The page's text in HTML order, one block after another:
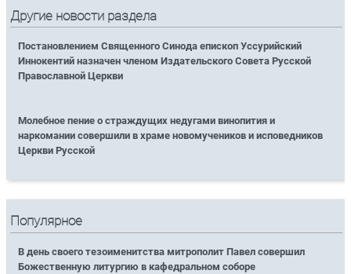
Другие новости раздела
Постановлением Священного Синода епископ Уссурийский
Иннокентий назначен членом Издательского Совета Русской
Православной Церкви
Молебное пение о страждущих недугами винопития и
наркомании совершили в храме новомучеников и исповедников
Церкви Русской
Популярное
В день своего тезоименитства митрополит Павел совершил
Божественную литургию в кафедральном соборе